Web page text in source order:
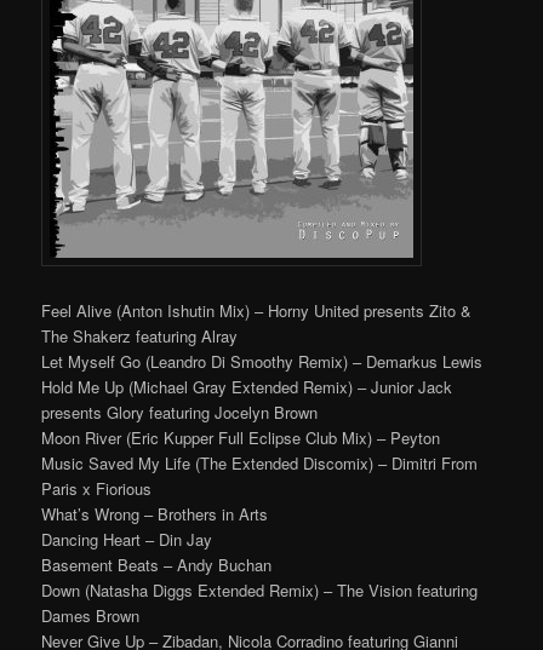
Feel Alive (Anton Ishutin Mix) – Horny United presents Zito &
The Shakerz featuring Alray
Let Myself Go (Leandro Di Smoothy Remix) – Demarkus Lewis
Hold Me Up (Michael Gray Extended Remix) – Junior Jack
presents Glory featuring Jocelyn Brown
Moon River (Eric Kupper Full Eclipse Club Mix) – Peyton
Music Saved My Life (The Extended Discomix) – Dimitri From
Paris x Fiorious
What’s Wrong – Brothers in Arts
Dancing Heart – Din Jay
Basement Beats – Andy Buchan
Down (Natasha Diggs Extended Remix) – The Vision featuring
Dames Brown
Never Give Up – Zibadan, Nicola Corradino featuring Gianni